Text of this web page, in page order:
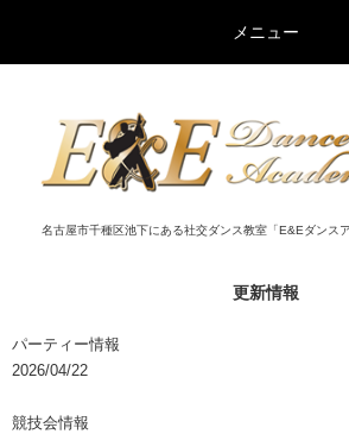
名古屋市千種区池下にある社交ダンス教室「E&Eダンスア
更新情報
パーティー情報
2026/04/22
競技会情報
メニュー